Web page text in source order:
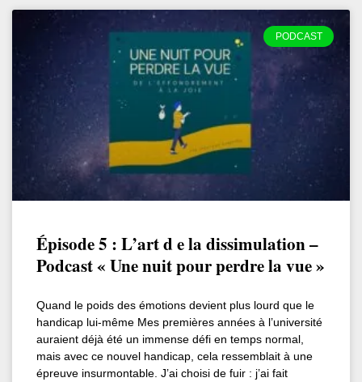
PODCAST
Épisode 5 : L’art d e la dissimulation –
Podcast « Une nuit pour perdre la vue »
Quand le poids des émotions devient plus lourd que le
handicap lui-même Mes premières années à l’université
auraient déjà été un immense défi en temps normal,
mais avec ce nouvel handicap, cela ressemblait à une
épreuve insurmontable. J’ai choisi de fuir : j’ai fait